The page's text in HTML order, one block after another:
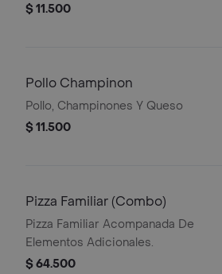
$ 11.500
Pollo Champinon
Pollo, Champinones Y Queso
$ 11.500
Pizza Familiar (Combo)
Pizza Familiar Acompanada De
Elementos Adicionales.
$ 64.500